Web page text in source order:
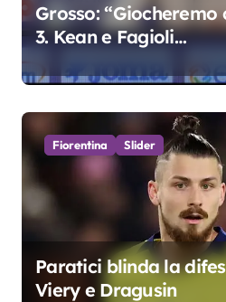
Grosso: “Giocheremo
3. Kean e Fagioli
colpo”
Fiorentina Slider
Paratici blinda la
Viery e Dragusin